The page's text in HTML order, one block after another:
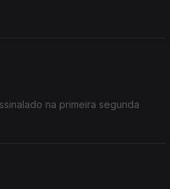
na primeira segunda